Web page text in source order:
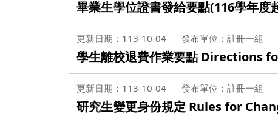
畢業生學位證書發給要點(116學年
更新日期：113-10-04 發布單位：註冊一組
學生離校退費作業要點
更新日期：113-10-04 發布單位：註冊一組
研究生變更身份規定 Rules for